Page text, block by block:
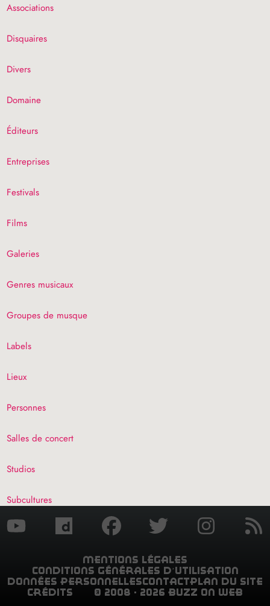
Associations
Disquaires
Divers
Domaine
Éditeurs
Entreprises
Festivals
Films
Galeries
Genres musicaux
Groupes de musque
Labels
Lieux
Personnes
Salles de concert
Studios
Subcultures
mentions légales
conditions générales d’utilisation
données personnellescontactplan du site
crédits
© 2008 - 2026 buzz on web